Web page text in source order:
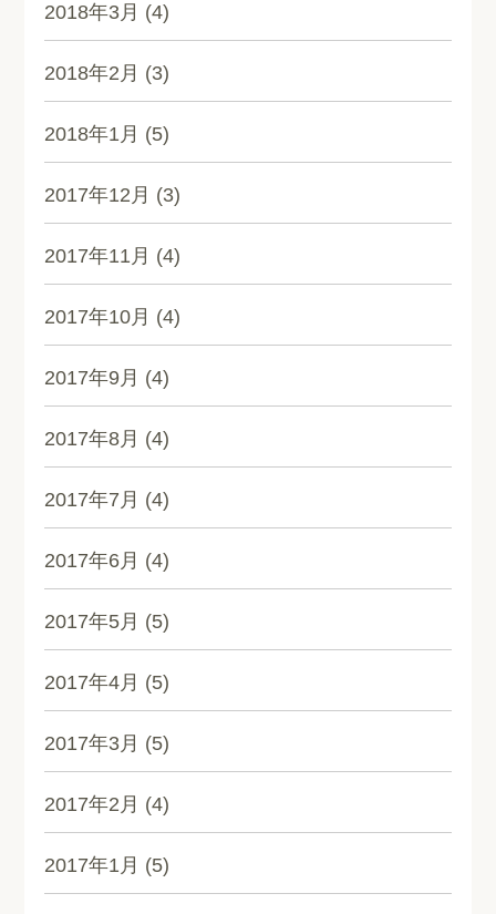
2018年3月 (4)
2018年2月 (3)
2018年1月 (5)
2017年12月 (3)
2017年11月 (4)
2017年10月 (4)
2017年9月 (4)
2017年8月 (4)
2017年7月 (4)
2017年6月 (4)
2017年5月 (5)
2017年4月 (5)
2017年3月 (5)
2017年2月 (4)
2017年1月 (5)